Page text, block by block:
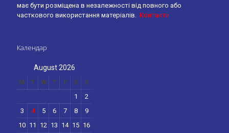
має бути розміщена в незалежності від повного або
часткового використання матеріалів. Контакти
Календар
August 2026
M T W T F S
S
1
2
3
4 5 6 7 8
9
10 11 12 13 14 15 16